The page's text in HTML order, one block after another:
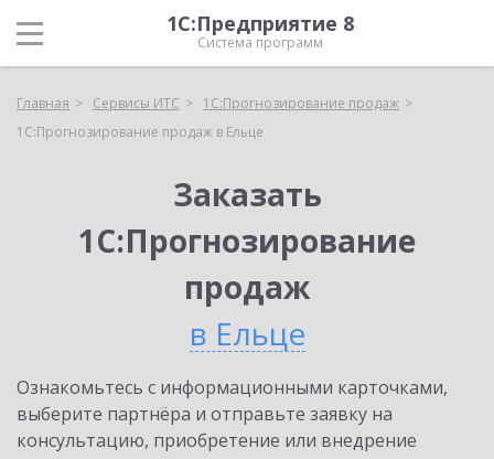
1С:Предприятие 8
Система программ
Главная Сервисы ИТС
1С:Прогнозирование продаж
1С:Прогнозирование продаж в Ельце
Заказать
1С:Прогнозирование
продаж
в Ельце
Ознакомьтесь с информационными карточками,
выберите партнёра и отправьте заявку на
консультацию, приобретение или внедрение